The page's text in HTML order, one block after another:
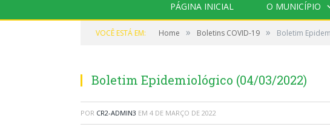
PÁGINA INICIAL O MUNICÍPIO
VOCÊ ESTÁ EM: Home » Boletins COVID-19 » Boletim
Boletim Epidemiológico (04/03/2022)
POR CR2-ADMIN3 EM 4 DE MARÇO DE 2022